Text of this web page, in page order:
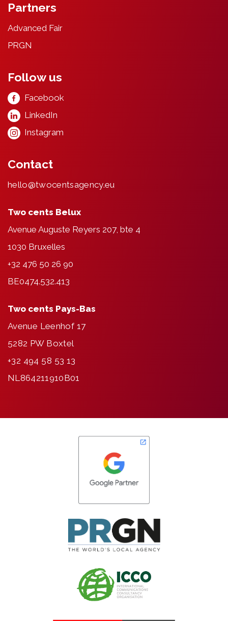
Partners
Advanced Fair
PRGN
Follow us
Facebook
LinkedIn
Instagram
Contact
hello@twocentsagency.eu
Two cents Belux
Avenue Auguste Reyers 207, bte 4
1030 Bruxelles
+32 476 50 26 90
BE0474.532.413
Two cents Pays-Bas
Avenue Leenhof 17
5282 PW Boxtel
+32 494 58 53 13
NL864211910B01